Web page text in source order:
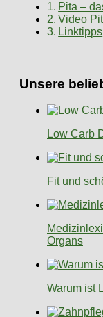
Pita –
Video
Linktipps
Unsere
Low Carb
Fit und
Organs
Warum ist